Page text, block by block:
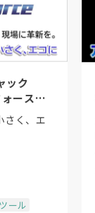
ック
ース）
スシリ
さく、エ
ール